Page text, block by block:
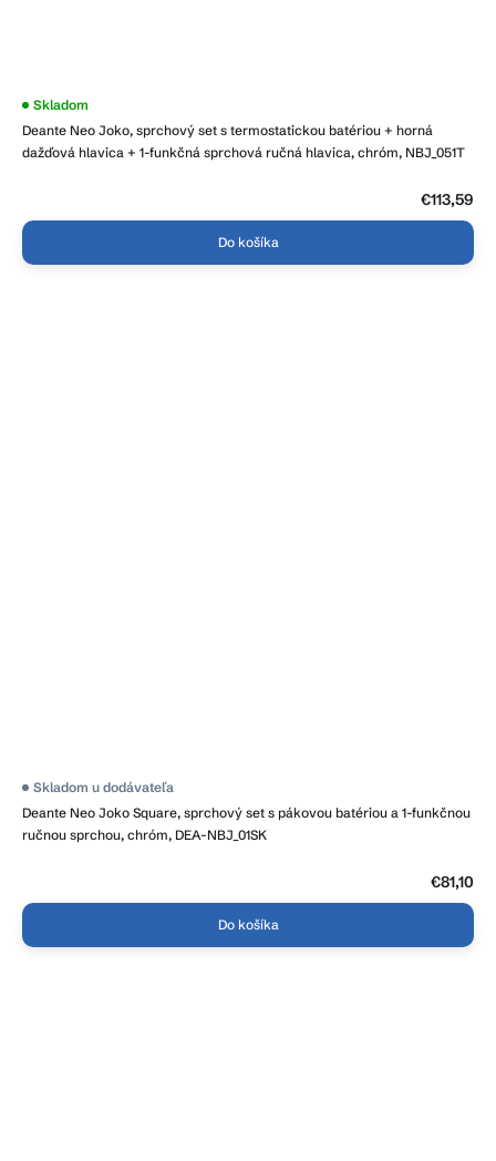
Deante Neo Joko, sprchový set s termostatickou batériou + horná
dažďová hlavica + 1-funkčná sprchová ručná hlavica, chróm, NBJ_051T
Priemerné
produktu
je
Skladom
€113,59
Do košíka
Deante Neo Joko Square, sprchový set s pákovou batériou a 1-funkčnou
ručnou sprchou, chróm, DEA-NBJ_01SK
Skladom u dodávateľa
€81,10
Do košíka